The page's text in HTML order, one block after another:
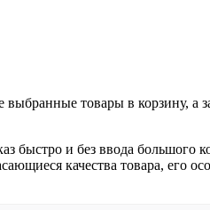
товары в корзину,
быстро и без ввода
качества товара,